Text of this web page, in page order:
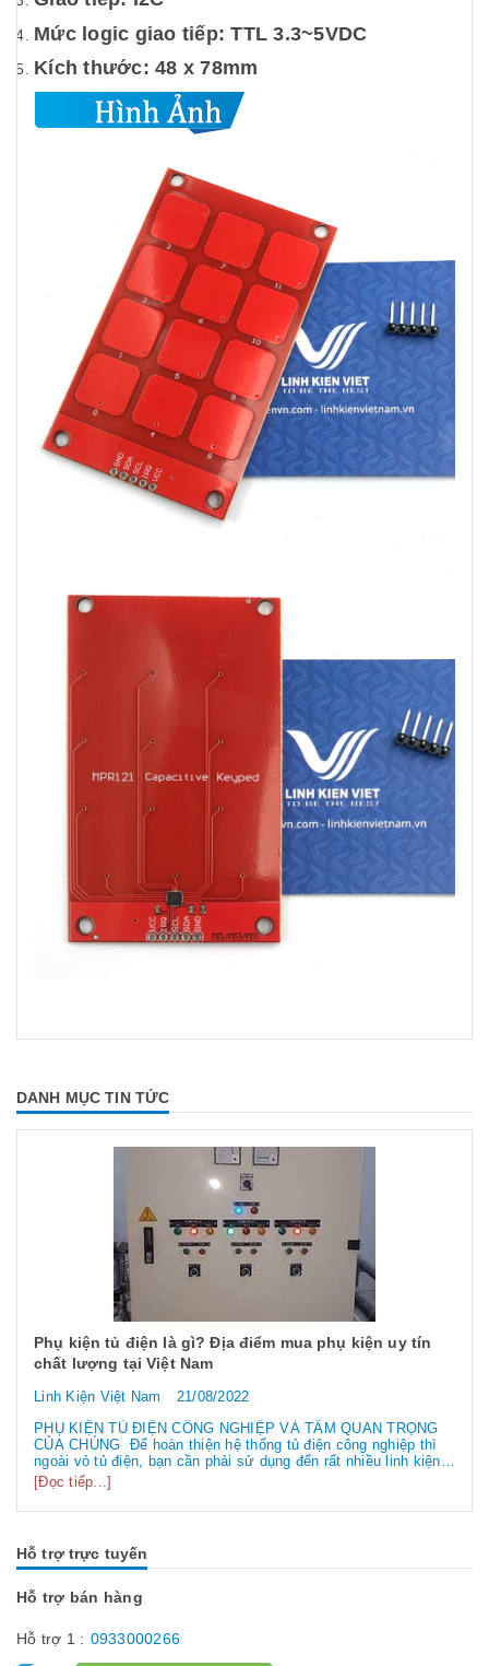
Mức logic giao tiếp: TTL 3.3~5VDC
Kích thước: 48 x 78mm
DANH MỤC TIN TỨC
Phụ kiện tủ điện là gì? Địa điểm mua phụ kiện uy tín
chất lượng tại Việt Nam
Linh Kiện Việt Nam
21/08/2022
PHỤ KIỆN TỦ ĐIỆN CÔNG NGHIỆP VÀ TẦM QUAN TRỌNG
CỦA CHÚNG Để hoàn thiện hệ thống tủ điện công nghiệp thì
ngoài vỏ tủ điện, bạn cần phải sử dụng đến rất nhiều linh kiện
tủ điện công nghiệp khác nhau. Vậy các loại phụ kiện tủ điện
công nghiệp bao gồm những gì? Chúng có tác dụng như thế
nào hãy...
[Đọc tiếp...]
Hỗ trợ trực tuyến
Hỗ trợ bán hàng
Hỗ trợ 1 : 0933000266